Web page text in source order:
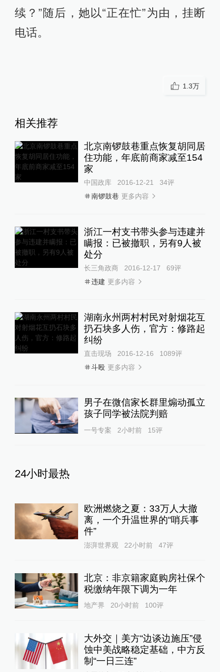
续？”随后，她以“正在忙”为由，挂断
电话。
1.3万
相关推荐
北京南锣鼓巷重点恢复胡同居
住功能，年底前商家减至154
家
中国政库 2016-12-21 34评
南锣鼓巷 更多内容
浙江一村支书带头参与违建并
瞒报：已被撤职，另有9人被
处分
长三角政商 2016-12-17 69评
违建 更多内容
湖南永州两村村民对射烟花互
扔石块多人伤，官方：修路起
纠纷
直击现场 2016-12-16 1089评
斗殴 更多内容
男子在微信家长群里煽动孤立
孩子同学被法院判赔
一号专案 2小时前 15评
24小时最热
欧洲燃烧之夏：33万人大撤
离，一个升温世界的“哨兵事
件”
澎湃世界观 22小时前 47评
北京：非京籍家庭购房社保个
税缴纳年限下调为一年
地产界 20小时前 100评
大外交｜美方“边谈边施压”侵
蚀中美战略稳定基础，中方反
制“一日三连”